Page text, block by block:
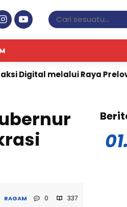
Raya Preloved Bazaar Vol.2
RAGAM 0 337
01.